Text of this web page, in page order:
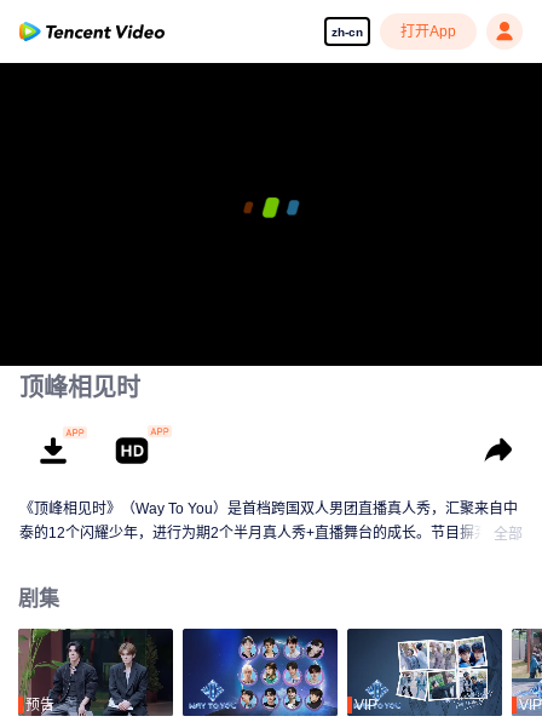
zh-cn 打开App
顶峰相见时
《顶峰相见时》（Way To You）是首档跨国双人男团直播真人秀，汇聚来自中
泰的12个闪耀少年，进行为期2个半月真人秀+直播舞台的成长。节目摒弃传统
将在全球舞台上闪耀出道。
全部
剧集
预告 VIP VIP